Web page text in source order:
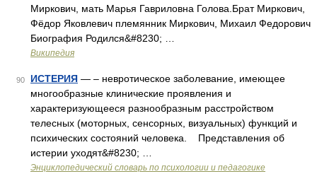
Миркович, мать Марья Гавриловна Голова.Брат Миркович,
Фёдор Яковлевич племянник Миркович, Михаил Федорович
Биография Родился&#8230; …
Википедия
90 ИСТЕРИЯ — – невротическое заболевание, имеющее
многообразные клинические проявления и
характеризующееся разнообразным расстройством
телесных (моторных, сенсорных, визуальных) функций и
психических состояний человека. Представления об
истерии уходят&#8230; …
Энциклопедический словарь по психологии и педагогике